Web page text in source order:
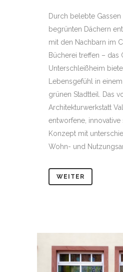
Durch belebte
begrünten Dächern
mit den Nachbarn im
Bücherei treffen – das
Unterschleißheim
Lebensgefühl in
grünen Stadtteil. Das
Architekturwerkstatt
entworfene,
Konzept mit
Wohn- und
WEITER